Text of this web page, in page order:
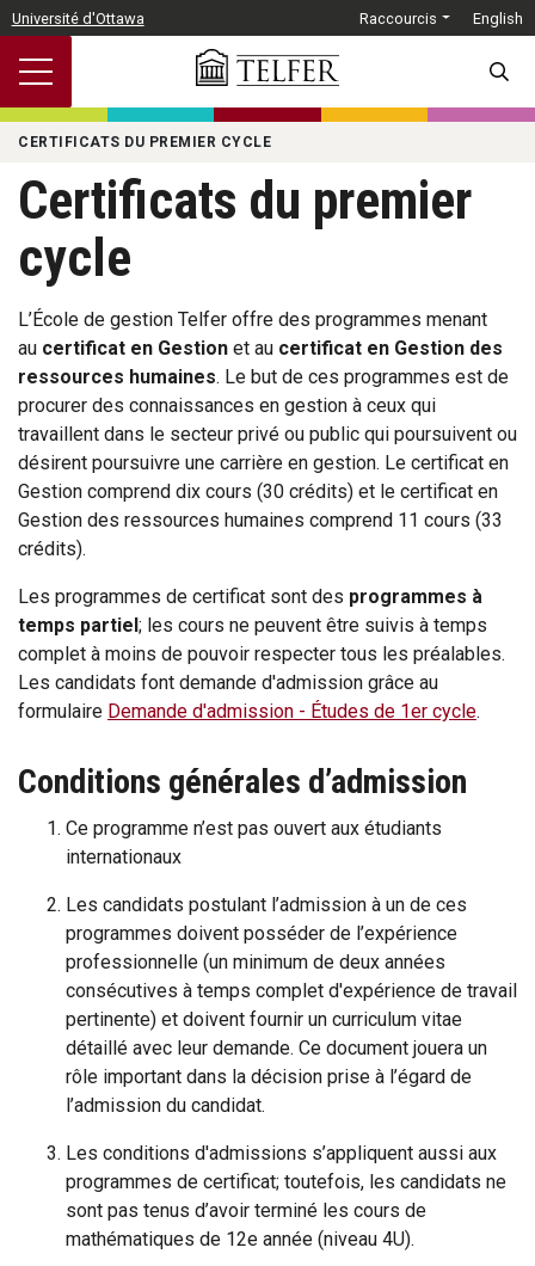
Passer au contenu principal
Université d'Ottawa Raccourcis English
CERTIFICATS DU PREMIER CYCLE
Certificats du premier
cycle
L’École de gestion Telfer offre des programmes menant
au certificat en Gestion et au certificat en Gestion des
ressources humaines. Le but de ces programmes est de
procurer des connaissances en gestion à ceux qui
travaillent dans le secteur privé ou public qui poursuivent ou
désirent poursuivre une carrière en gestion. Le certificat en
Gestion comprend dix cours (30 crédits) et le certificat en
Gestion des ressources humaines comprend 11 cours (33
crédits).
Les programmes de certificat sont des programmes à
temps partiel ; les cours ne peuvent être suivis à temps
complet à moins de pouvoir respecter tous les préalables.
Les candidats font demande d'admission grâce au
formulaire Demande d'admission - Études de 1er cycle.
Conditions générales d’admission
Ce programme n’est pas ouvert aux étudiants
internationaux
Les candidats postulant l’admission à un de ces
programmes doivent posséder de l’expérience
professionnelle (un minimum de deux années
consécutives à temps complet d'expérience de travail
pertinente) et doivent fournir un curriculum vitae
détaillé avec leur demande. Ce document jouera un
rôle important dans la décision prise à l’égard de
l’admission du candidat.
Les conditions d'admissions s’appliquent aussi aux
programmes de certificat; toutefois, les candidats ne
sont pas tenus d’avoir terminé les cours de
mathématiques de 12e année (niveau 4U).